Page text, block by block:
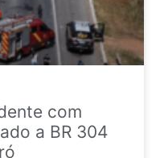
com
a BR 304